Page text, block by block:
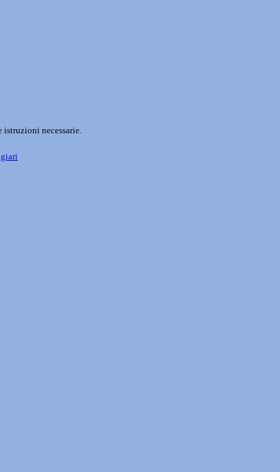
necessarie.